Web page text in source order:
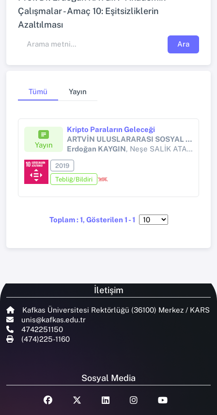
Çalışmalar - Amaç 10: Eşitsizliklerin
Azaltılması
Ara
Tümü Yayın
Yayın
Kripto Paraların Geleceği
ARTVİN ULUSLARARASI SOSYAL BİLİMLER KONGRESİ (AICOSS 19)
Erdoğan KAYGIN, Neşe SALİK ATA, Yılmaz ŞİMŞEK, Ethem TOPÇUOĞLU
2019
Tebliğ/Bildiri
Toplam : 1, Gösterilen 1 - 1
İletişim
Kafkas Üniversitesi Rektörlüğü (36100) Merkez / KARS
unis@kafkas.edu.tr
4742251150
(474)225-1160
Sosyal Media